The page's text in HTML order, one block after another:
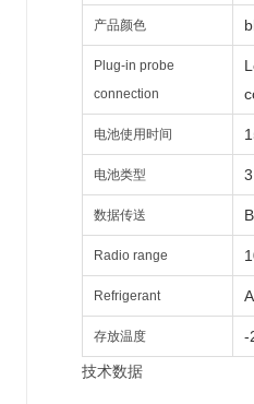
产品颜色
Plug-in probe
connection
电池使用时间
电池类型
数据传送
Radio range
Refrigerant
存放温度
-
技术数据